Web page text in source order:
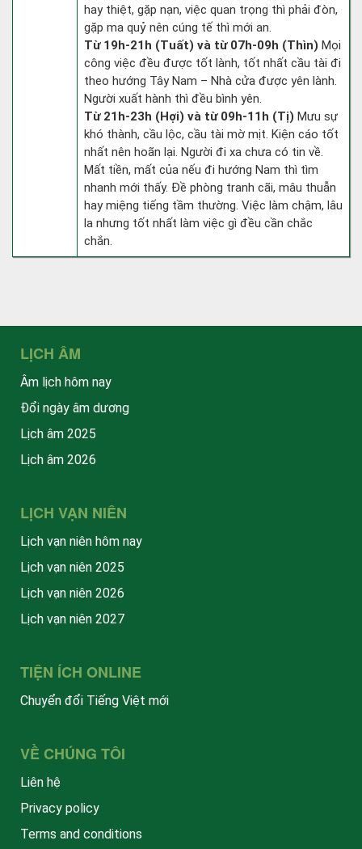
hay thiệt, gặp nạn, việc quan trọng thì phải đòn,
gặp ma quỷ nên cúng tế thì mới an.
Từ 19h-21h (Tuất) và từ 07h-09h (Thìn) Mọi
công việc đều được tốt lành, tốt nhất cầu tài đi
theo hướng Tây Nam – Nhà cửa được yên lành.
Người xuất hành thì đều bình yên.
Từ 21h-23h (Hợi) và từ 09h-11h (Tị) Mưu sự
khó thành, cầu lộc, cầu tài mờ mịt. Kiện cáo tốt
nhất nên hoãn lại. Người đi xa chưa có tin về.
Mất tiền, mất của nếu đi hướng Nam thì tìm
nhanh mới thấy. Đề phòng tranh cãi, mâu thuẫn
hay miệng tiếng tầm thường. Việc làm chậm, lâu
la nhưng tốt nhất làm việc gì đều cần chắc
chắn.
LỊCH ÂM
Âm lịch hôm nay
Đổi ngày âm dương
Lịch âm 2025
Lịch âm 2026
LỊCH VẠN NIÊN
Lịch vạn niên hôm nay
Lịch vạn niên 2025
Lịch vạn niên 2026
Lịch vạn niên 2027
TIỆN ÍCH ONLINE
Chuyển đổi Tiếng Việt mới
VỀ CHÚNG TÔI
Liên hệ
Privacy policy
Terms and conditions